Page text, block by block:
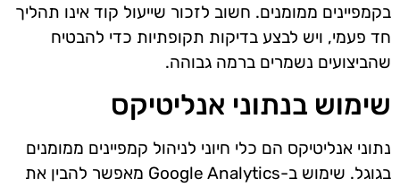
בקמפיינים ממומנים. חשוב לזכור שייעול קוד אינו תהליך
חד פעמי, ויש לבצע בדיקות תקופתיות כדי להבטיח
שהביצועים נשמרים ברמה גבוהה.
שימוש בנתוני אנליטיקס
נתוני אנליטיקס הם כלי חיוני לניהול קמפיינים ממומנים
בגוגל. שימוש ב-Google Analytics מאפשר להבין את